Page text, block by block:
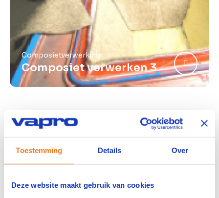
Toestemming Details Over
Deze website maakt gebruik van cookies
Composietverwerking
Composiet verwerken 3
Voor wie zijn onze
brancheopleidingen geschikt?
Deze opleidingen zijn bedoeld voor bedrijven in
Operators willen opleiden in specifieke